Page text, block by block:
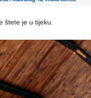
štete je u tijeku.